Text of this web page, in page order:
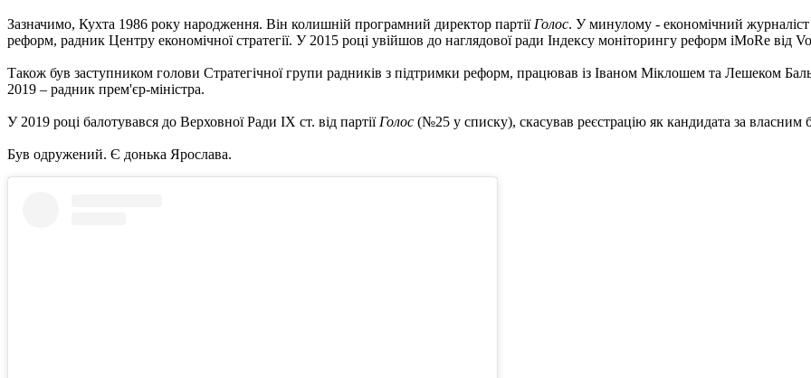
Зазначимо, Кухта 1986 року народження. Він колишній програмний директор партіїГолос. У минулому - економічний журналіст
реформ, радник Центру економічної стратегії. У 2015 році увійшов до наглядової ради Індексу моніторингу реформ iMoRe від
Також був заступником голови Стратегічної групи радників з підтримки реформ, працював із Іваном Міклошем та Лешеком
2019 – радник прем'єр-міністра.
У 2019 році балотувався до Верховної Ради IX ст. від партії Голос (№25 у списку), скасував реєстрацію як кандидата за власним
Був одружений. Є донька Ярослава.